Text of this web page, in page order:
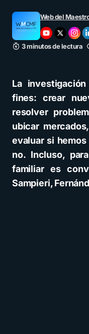
Web del
3 minutos de lectura
La
fines: crear
resolver
ubicar
evaluar si
no. Incluso,
familiar es
Sampieri,